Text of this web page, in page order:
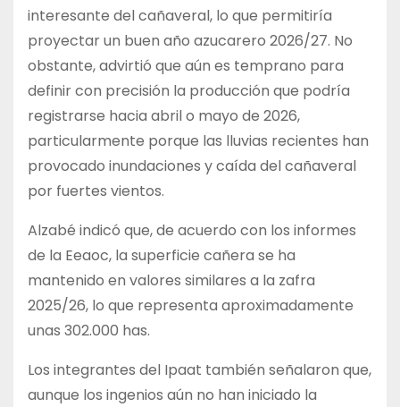
interesante del cañaveral, lo que permitiría
proyectar un buen año azucarero 2026/27. No
obstante, advirtió que aún es temprano para
definir con precisión la producción que podría
registrarse hacia abril o mayo de 2026,
particularmente porque las lluvias recientes han
provocado inundaciones y caída del cañaveral
por fuertes vientos.
Alzabé indicó que, de acuerdo con los informes
de la Eeaoc, la superficie cañera se ha
mantenido en valores similares a la zafra
2025/26, lo que representa aproximadamente
unas 302.000 has.
Los integrantes del Ipaat también señalaron que,
aunque los ingenios aún no han iniciado la